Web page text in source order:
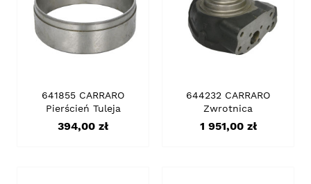
641855 CARRARO
Pierścień Tuleja
Cena
394,00 zł
644232 CARRARO
Zwrotnica
Cena
1 951,00 zł